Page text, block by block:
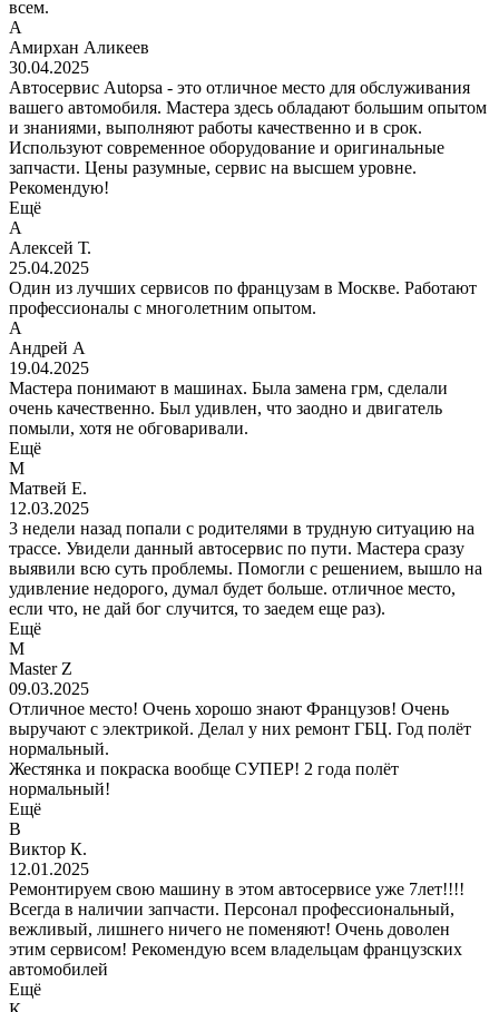
всем.
А
Амирхан Аликеев
30.04.2025
Автосервис Autopsa - это отличное место для обслуживания
вашего автомобиля. Мастера здесь обладают большим опытом
и знаниями, выполняют работы качественно и в срок.
Используют современное оборудование и оригинальные
запчасти. Цены разумные, сервис на высшем уровне.
Рекомендую!
Ещё
А
Алексей Т.
25.04.2025
Один из лучших сервисов по французам в Москве. Работают
профессионалы с многолетним опытом.
А
Андрей А
19.04.2025
Мастера понимают в машинах. Была замена грм, сделали
очень качественно. Был удивлен, что заодно и двигатель
помыли, хотя не обговаривали.
Ещё
М
Матвей Е.
12.03.2025
3 недели назад попали с родителями в трудную ситуацию на
трассе. Увидели данный автосервис по пути. Мастера сразу
выявили всю суть проблемы. Помогли с решением, вышло на
удивление недорого, думал будет больше. отличное место,
если что, не дай бог случится, то заедем еще раз).
Ещё
M
Master Z
09.03.2025
Отличное место! Очень хорошо знают Французов! Очень
выручают с электрикой. Делал у них ремонт ГБЦ. Год полëт
нормальный.
Жестянка и покраска вообще СУПЕР! 2 года полëт
нормальный!
Ещё
В
Виктор К.
12.01.2025
Ремонтируем свою машину в этом автосервисе уже 7лет!!!!
Всегда в наличии запчасти. Персонал профессиональный,
вежливый, лишнего ничего не поменяют! Очень доволен
этим сервисом! Рекомендую всем владельцам французских
автомобилей
Ещё